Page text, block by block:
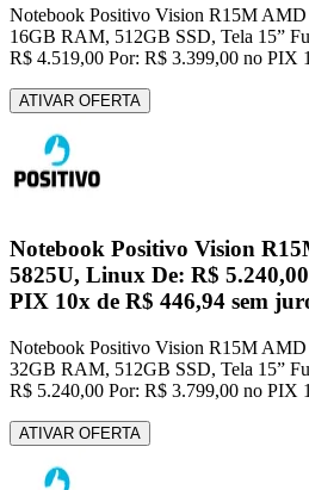
Notebook Positivo Vision R15M
16GB RAM, 512GB SSD, Tela 15”
R$ 4.519,00 Por: R$ 3.399,00 no PIX
ATIVAR OFERTA
Notebook Positivo Vision
5825U, Linux De: R$
PIX 10x de R$ 446,94 sem
Notebook Positivo Vision R15M
32GB RAM, 512GB SSD, Tela 15”
R$ 5.240,00 Por: R$ 3.799,00 no PIX
ATIVAR OFERTA